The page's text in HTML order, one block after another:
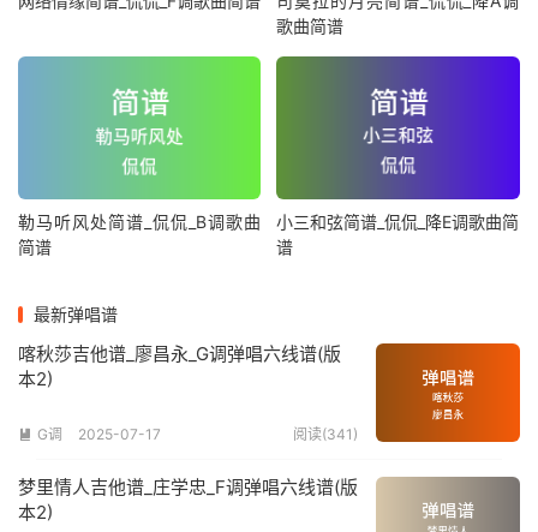
歌曲简谱
勒马听风处简谱_侃侃_B调歌曲
简谱
小三和弦简谱_侃侃_降E调歌曲简
谱
最新弹唱谱
喀秋莎吉他谱_廖昌永_G调弹唱六线谱(版
本2)
 G调 2025-07-17 阅读(341)
梦里情人吉他谱_庄学忠_F调弹唱六线谱(版
本2)